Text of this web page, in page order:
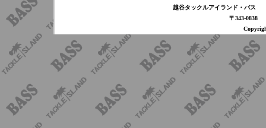
越谷タックルアイランド・バ
〒343-0838